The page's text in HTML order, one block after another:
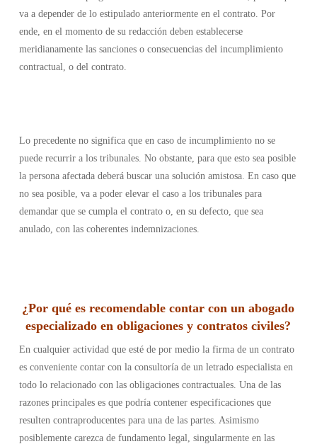
va a depender de lo estipulado anteriormente en el contrato. Por
ende, en el momento de su redacción deben establecerse
meridianamente las sanciones o consecuencias del incumplimiento
contractual, o del contrato.
Lo precedente no significa que en caso de incumplimiento no se
puede recurrir a los tribunales. No obstante, para que esto sea posible
la persona afectada deberá buscar una solución amistosa. En caso que
no sea posible, va a poder elevar el caso a los tribunales para
demandar que se cumpla el contrato o, en su defecto, que sea
anulado, con las coherentes indemnizaciones.
¿Por qué es recomendable contar con un abogado
especializado en obligaciones y contratos civiles?
En cualquier actividad que esté de por medio la firma de un contrato
es conveniente contar con la consultoría de un letrado especialista en
todo lo relacionado con las obligaciones contractuales. Una de las
razones principales es que podría contener especificaciones que
resulten contraproducentes para una de las partes. Asimismo
posiblemente carezca de fundamento legal, singularmente en las